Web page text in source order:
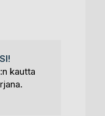
kautta